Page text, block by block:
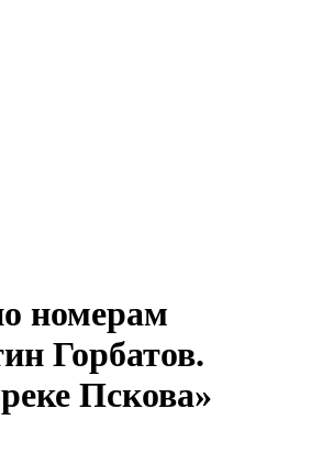
номерам
Горбатов.
Пскова»